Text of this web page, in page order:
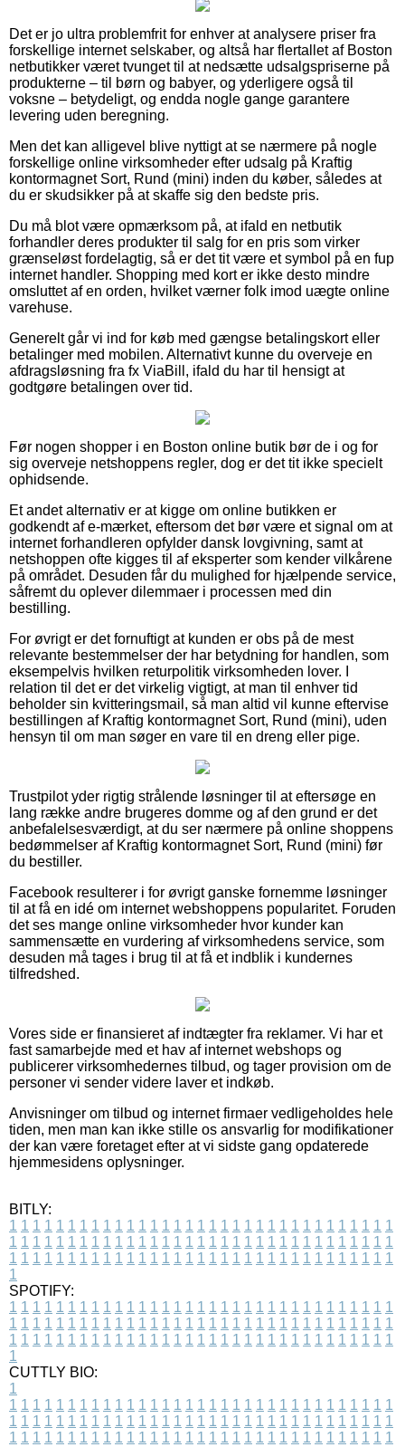
Det er jo ultra problemfrit for enhver at analysere priser fra
forskellige internet selskaber, og altså har flertallet af Boston
netbutikker været tvunget til at nedsætte udsalgspriserne på
produkterne – til børn og babyer, og yderligere også til
voksne – betydeligt, og endda nogle gange garantere
levering uden beregning.
Men det kan alligevel blive nyttigt at se nærmere på nogle
forskellige online virksomheder efter udsalg på Kraftig
kontormagnet Sort, Rund (mini) inden du køber, således at
du er skudsikker på at skaffe sig den bedste pris.
Du må blot være opmærksom på, at ifald en netbutik
forhandler deres produkter til salg for en pris som virker
grænseløst fordelagtig, så er det tit være et symbol på en fup
internet handler. Shopping med kort er ikke desto mindre
omsluttet af en orden, hvilket værner folk imod uægte online
varehuse.
Generelt går vi ind for køb med gængse betalingskort eller
betalinger med mobilen. Alternativt kunne du overveje en
afdragsløsning fra fx ViaBill, ifald du har til hensigt at
godtgøre betalingen over tid.
Før nogen shopper i en Boston online butik bør de i og for
sig overveje netshoppens regler, dog er det tit ikke specielt
ophidsende.
Et andet alternativ er at kigge om online butikken er
godkendt af e-mærket, eftersom det bør være et signal om at
internet forhandleren opfylder dansk lovgivning, samt at
netshoppen ofte kigges til af eksperter som kender vilkårene
på området. Desuden får du mulighed for hjælpende service,
såfremt du oplever dilemmaer i processen med din
bestilling.
For øvrigt er det fornuftigt at kunden er obs på de mest
relevante bestemmelser der har betydning for handlen, som
eksempelvis hvilken returpolitik virksomheden lover. I
relation til det er det virkelig vigtigt, at man til enhver tid
beholder sin kvitteringsmail, så man altid vil kunne eftervise
bestillingen af Kraftig kontormagnet Sort, Rund (mini), uden
hensyn til om man søger en vare til en dreng eller pige.
Trustpilot yder rigtig strålende løsninger til at eftersøge en
lang række andre brugeres domme og af den grund er det
anbefalelsesværdigt, at du ser nærmere på online shoppens
bedømmelser af Kraftig kontormagnet Sort, Rund (mini) før
du bestiller.
Facebook resulterer i for øvrigt ganske fornemme løsninger
til at få en idé om internet webshoppens popularitet. Foruden
det ses mange online virksomheder hvor kunder kan
sammensætte en vurdering af virksomhedens service, som
desuden må tages i brug til at få et indblik i kundernes
tilfredshed.
Vores side er finansieret af indtægter fra reklamer. Vi har et
fast samarbejde med et hav af internet webshops og
publicerer virksomhedernes tilbud, og tager provision om de
personer vi sender videre laver et indkøb.
Anvisninger om tilbud og internet firmaer vedligeholdes hele
tiden, men man kan ikke stille os ansvarlig for modifikationer
der kan være foretaget efter at vi sidste gang opdaterede
hjemmesidens oplysninger.
BITLY:
1 1 1 1 1 1 1 1 1 1 1 1 1 1 1 1 1 1 1 1 1 1 1 1 1 1 1 1 1 1 1 1 1
1 1 1 1 1 1 1 1 1 1 1 1 1 1 1 1 1 1 1 1 1 1 1 1 1 1 1 1 1 1 1 1 1
1 1 1 1 1 1 1 1 1 1 1 1 1 1 1 1 1 1 1 1 1 1 1 1 1 1 1 1 1 1 1 1 1
1
SPOTIFY:
1 1 1 1 1 1 1 1 1 1 1 1 1 1 1 1 1 1 1 1 1 1 1 1 1 1 1 1 1 1 1 1 1
1 1 1 1 1 1 1 1 1 1 1 1 1 1 1 1 1 1 1 1 1 1 1 1 1 1 1 1 1 1 1 1 1
1 1 1 1 1 1 1 1 1 1 1 1 1 1 1 1 1 1 1 1 1 1 1 1 1 1 1 1 1 1 1 1 1
1
CUTTLY BIO:
1
1 1 1 1 1 1 1 1 1 1 1 1 1 1 1 1 1 1 1 1 1 1 1 1 1 1 1 1 1 1 1 1 1
1 1 1 1 1 1 1 1 1 1 1 1 1 1 1 1 1 1 1 1 1 1 1 1 1 1 1 1 1 1 1 1 1
1 1 1 1 1 1 1 1 1 1 1 1 1 1 1 1 1 1 1 1 1 1 1 1 1 1 1 1 1 1 1 1 1